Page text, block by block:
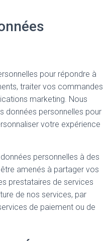
pour répondre à
traiter vos commandes
marketing. Nous
données personnelles pour
votre expérience
personnelles à des
amenés à partager vos
prestataires de services
de nos services, par
de paiement ou de